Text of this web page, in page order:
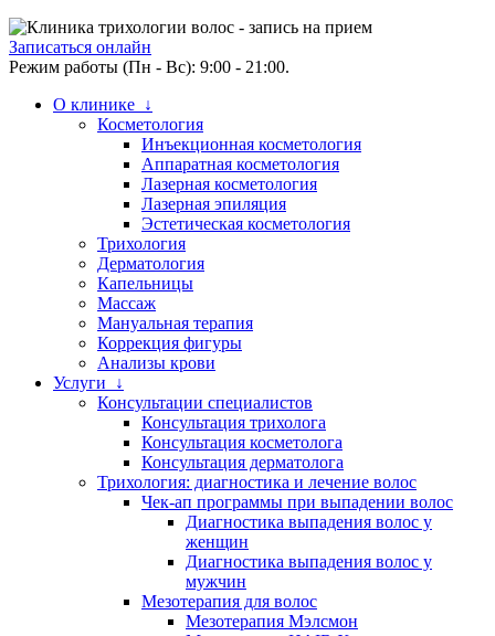
Записаться онлайн
Режим работы (Пн - Вс): 9:00 - 21:00.
О клинике ↓
Косметология
Инъекционная косметология
Аппаратная косметология
Лазерная косметология
Лазерная эпиляция
Эстетическая косметология
Трихология
Дерматология
Капельницы
Массаж
Мануальная терапия
Коррекция фигуры
Анализы крови
Услуги ↓
Консультации специалистов
Консультация трихолога
Консультация косметолога
Консультация дерматолога
Трихология: диагностика и лечение волос
Чек-ап программы при выпадении волос
Диагностика выпадения волос у
женщин
Диагностика выпадения волос у
мужчин
Мезотерапия для волос
Мезотерапия Мэлсмон